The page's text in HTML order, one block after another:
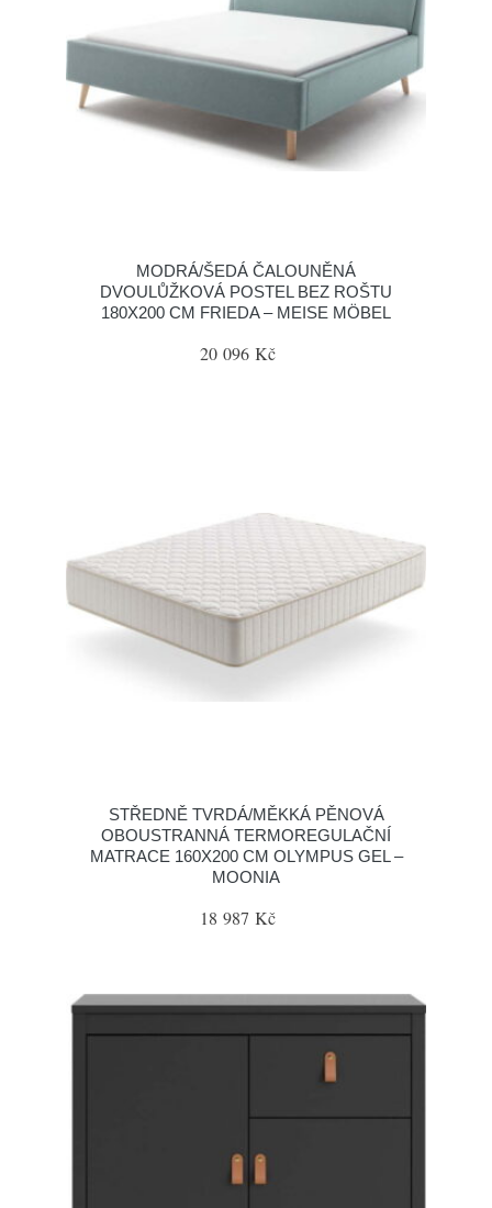
MODRÁ/ŠEDÁ ČALOUNĚNÁ
DVOULŮŽKOVÁ POSTEL BEZ ROŠTU
180X200 CM FRIEDA – MEISE MÖBEL
20 096 Kč
STŘEDNĚ TVRDÁ/MĚKKÁ PĚNOVÁ
OBOUSTRANNÁ TERMOREGULAČNÍ
MATRACE 160X200 CM OLYMPUS GEL –
MOONIA
18 987 Kč